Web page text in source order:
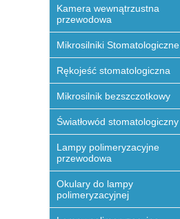
Kamera wewnątrzustna
przewodowa
Mikrosilniki Stomatologiczne
Rękojeść stomatologiczna
Mikrosilnik bezszczotkowy
Światłowód stomatologiczny
Lampy polimeryzacyjne
przewodowa
Okulary do lampy
polimeryzacyjnej